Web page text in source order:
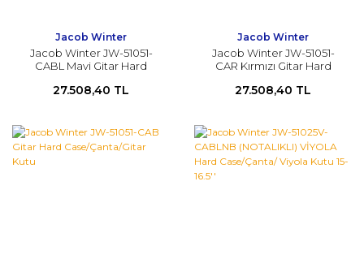
Jacob Winter
Jacob Winter JW-51051-
CABL Mavi Gitar Hard
27.508,40 TL
Jacob Winter
Jacob Winter JW-51051-
CAR Kırmızı Gitar Hard
27.508,40 TL